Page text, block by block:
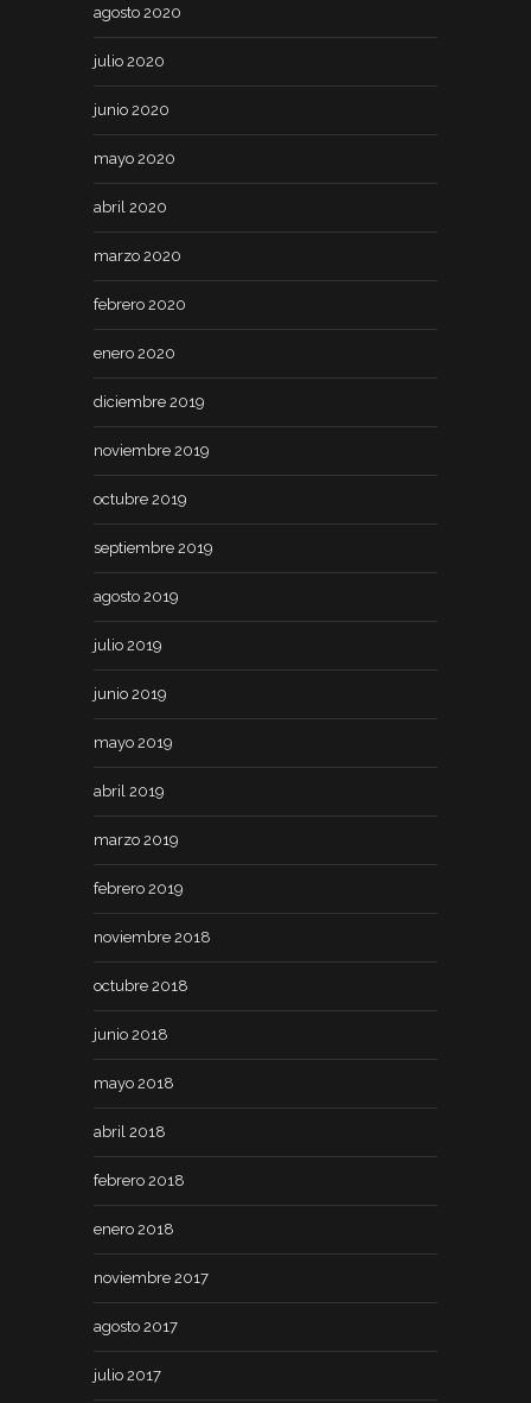
agosto 2020
julio 2020
junio 2020
mayo 2020
abril 2020
marzo 2020
febrero 2020
enero 2020
diciembre 2019
noviembre 2019
octubre 2019
septiembre 2019
agosto 2019
julio 2019
junio 2019
mayo 2019
abril 2019
marzo 2019
febrero 2019
noviembre 2018
octubre 2018
junio 2018
mayo 2018
abril 2018
febrero 2018
enero 2018
noviembre 2017
agosto 2017
julio 2017